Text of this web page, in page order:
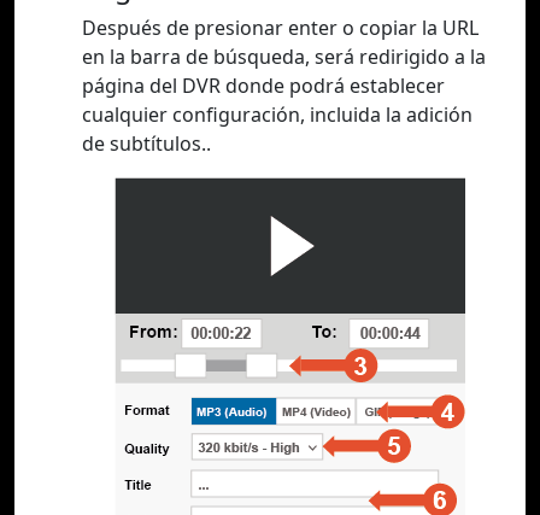
Después de presionar enter o copiar la URL
en la barra de búsqueda, será redirigido a la
página del DVR donde podrá establecer
cualquier configuración, incluida la adición
de subtítulos..